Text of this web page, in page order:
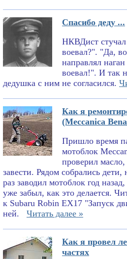
Спасибо деду ...
НКВДист
воевал?". "Да,
направлял
воевал!". И так
дедушка с ним не согласился.
Как я
(Meccanica
Пришло время
мотоблок
проверил
завести. Рядом собрались
раз заводил мотоблок год
уже забыл, как это делается.
к Subaru Robin EX17 "Запуск
ней.
Читать далее »
Как я провел
частях